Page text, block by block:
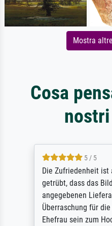
Mostra
Cosa
5 / 5
Die Zufriedenheit ist
getrübt, dass das
angegebenen
Überraschung für
Ehefrau sein zum